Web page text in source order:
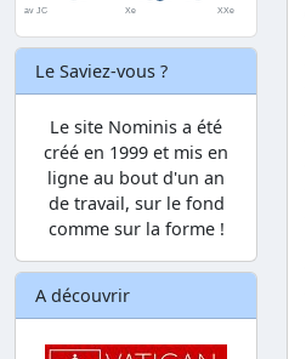
Le Saviez-vous ?
Le site Nominis a été
créé en 1999 et mis en
ligne au bout d'un an
de travail, sur le fond
comme sur la forme !
A découvrir